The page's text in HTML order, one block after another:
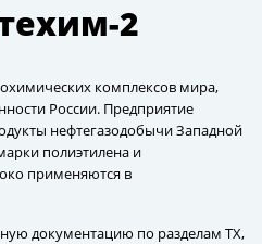
2
комплексов мира,
России. Предприятие
нефтегазодобычи Западной
полиэтилена и
применяются в
документацию по разделам ТХ,